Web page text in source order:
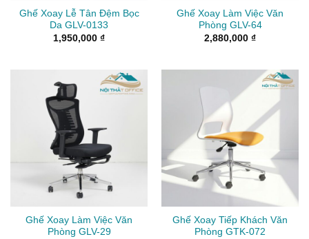
Ghế Xoay Lễ Tân Đệm Bọc
Da GLV-0133
1,950,000 ₫
Ghế Xoay Làm Việc Văn
Phòng GLV-64
2,880,000 ₫
Ghế Xoay Làm Việc Văn
Phòng GLV-29
Ghế Xoay Tiếp Khách Văn
Phòng GTK-072